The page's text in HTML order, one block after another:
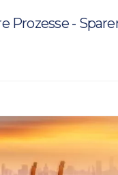
Prozesse -